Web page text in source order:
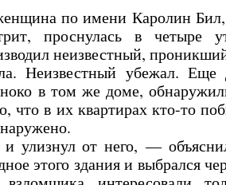
по имени Каролин
проснулась в четыре
неизвестный,
Неизвестный убежал.
в том же доме,
что в их квартирах кто-то
от него, —
этого здания и выбрался